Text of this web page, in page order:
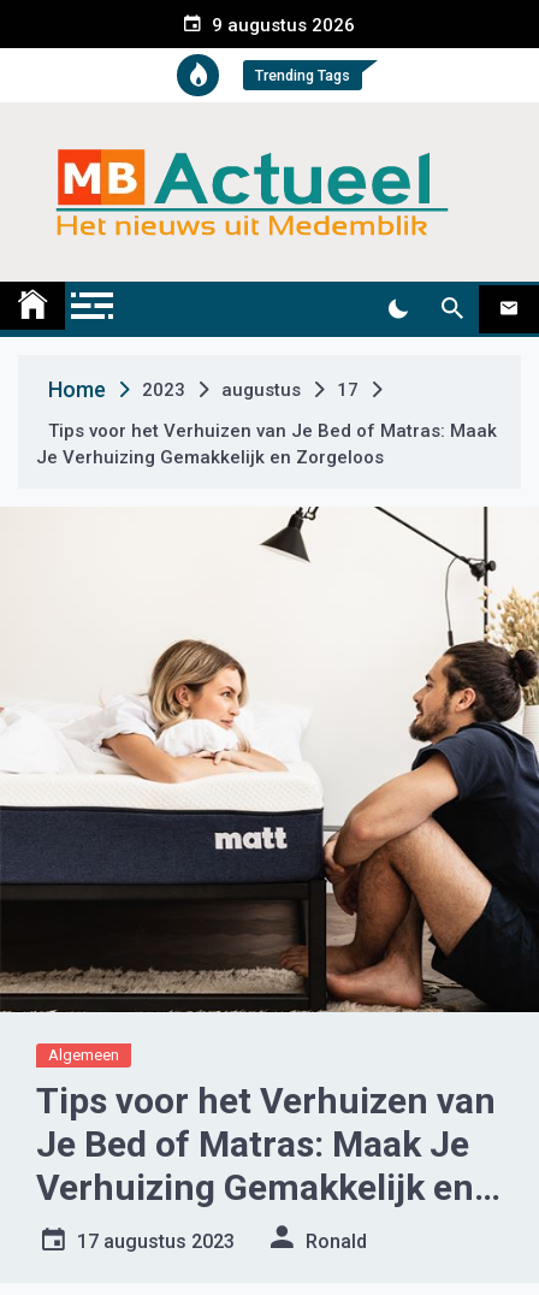
e
t
9 augustus 2026
Trending Tags
Medemblik Actueel
Home 2023 augustus
17
Tips voor het Verhuizen van Je Bed of Matras: Maak
Je Verhuizing Gemakkelijk en Zorgeloos
Algemeen
Tips voor het Verhuizen van
Je Bed of Matras: Maak Je
Verhuizing Gemakkelijk en
Zorgeloos
17 augustus 2023 Ronald